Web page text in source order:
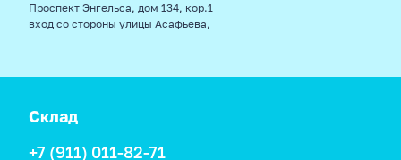
Проспект Энгельса, дом 134, кор.1
вход со стороны улицы Асафьева,
Склад
+7 (911) 011-82-71